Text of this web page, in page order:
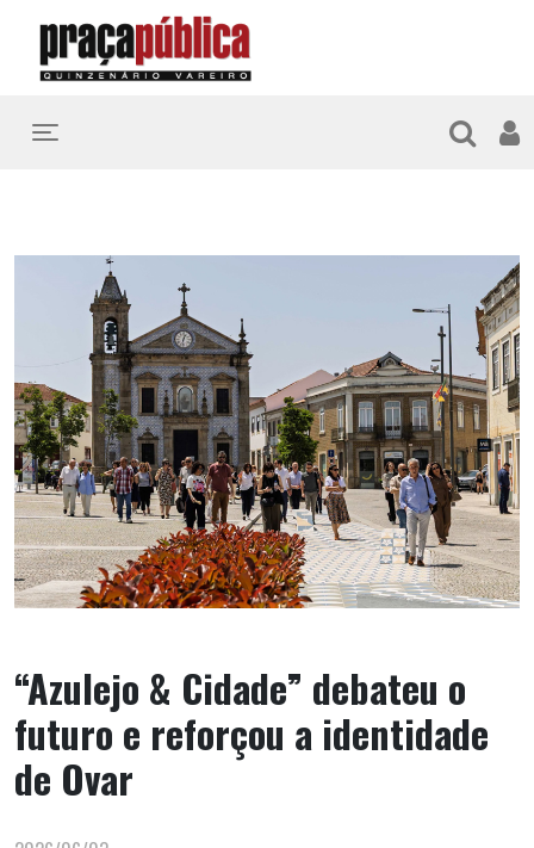
Toggle navigation
“Azulejo & Cidade” debateu o
futuro e reforçou a identidade
de Ovar